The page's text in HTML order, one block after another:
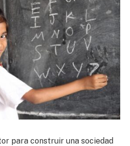
para construir una sociedad